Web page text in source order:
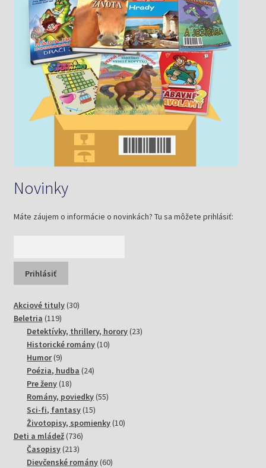
Novinky
Máte záujem o informácie o novinkách? Tu sa môžete prihlásiť:
Akciové tituly 3030
Beletria 119119
produktov
Detektívky, thrillery, horory 2323
Historické romány 1010
Humor 99
produktov
Poézia, hudba 2424
Pre ženy 1818
produktov
Romány, poviedky 5555
Sci-fi, fantasy 1515
produktov
Životopisy, spomienky 1010
Deti a mládež 736736
Časopisy 213213
produktov
Dievčenské romány 6060